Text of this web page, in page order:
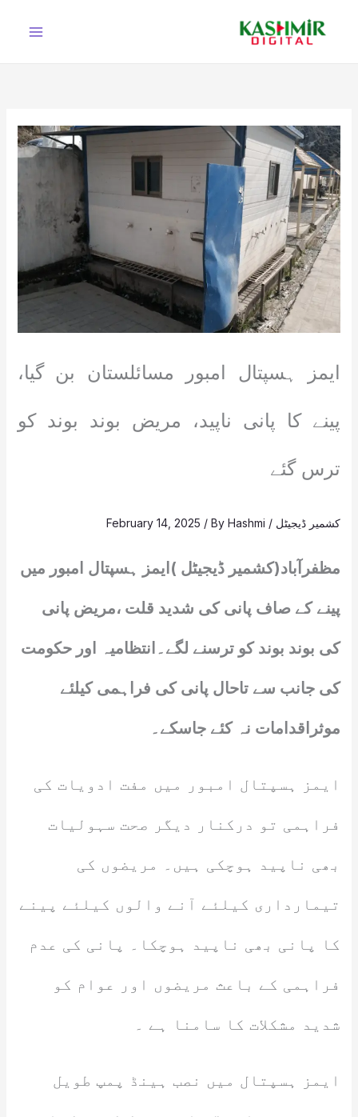
ایمز ہسپتال امبور مسائلستان بن گیا،
پینے کا پانی ناپید، مریض بوند بوند کو
ترس گئے
کشمیر ڈیجیٹل /
February 14, 2025 / ByHashmi
مظفرآباد(کشمیر ڈیجیٹل )ایمز ہسپتال امبور میں
پینے کے صاف پانی کی شدید قلت ،مریض پانی
کی بوند بوند کو ترسنے لگے۔انتظامیہ اور حکومت
کی جانب سے تاحال پانی کی فراہمی کیلئے
موثراقدامات نہ کئے جاسکے۔
ایمز ہسپتال امبور میں مفت ادویات کی
فراہمی تو درکنار دیگر صحت سہولیات
بھی ناپید ہوچکی ہیں۔ مریضوں کی
تیمارداری کیلئے آنے والوں کیلئے پینے
کا پانی بھی ناپید ہوچکا۔ پانی کی عدم
فراہمی کے باعث مریضوں اور عوام کو
شدید مشکلات کا سامنا ہے ۔
ایمز ہسپتال میں نصب ہینڈ پمپ طویل